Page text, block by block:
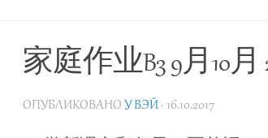
家庭作业B3 9月10月
ОПУБЛИКОВАНОУ ВЭЙ· 16.10.2017